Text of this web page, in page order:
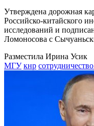
Утверждена дорожная
Российско-китайского
исследований и
Ломоносова с
Разместила Ирина Усик
МГУ кнр